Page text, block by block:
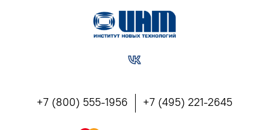
+7 (800) 555-1956 +7 (495) 221-2645